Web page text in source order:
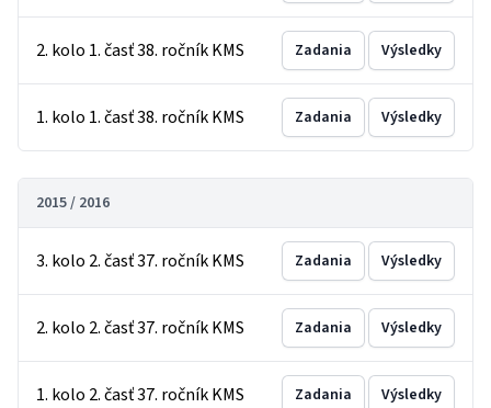
2. kolo 1. časť 38. ročník KMS Zadania Výsledky
1. kolo 1. časť 38. ročník KMS Zadania Výsledky
2015 / 2016
3. kolo 2. časť 37. ročník KMS Zadania Výsledky
2. kolo 2. časť 37. ročník KMS Zadania Výsledky
1. kolo 2. časť 37. ročník KMS Zadania Výsledky